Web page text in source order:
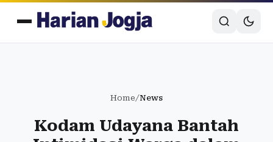
Home/News
Kodam Udayana Bantah